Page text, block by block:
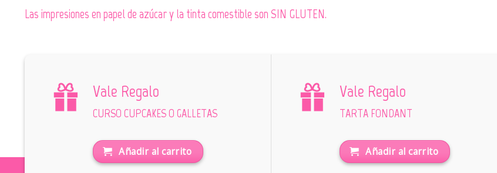
Las impresiones en papel de azúcar y la tinta comestible son SIN GLUTEN.
Vale Regalo
CURSO CUPCAKES O GALLETAS
Añadir al carrito
Vale Regalo
TARTA FONDANT
Añadir al carrito